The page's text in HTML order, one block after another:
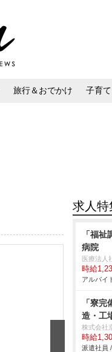
旅行＆おでかけ 子育て
求人特
「福
病院
医療法人
時給
アルバイ
「寮
造・工
株式会社
時給
派遣社員